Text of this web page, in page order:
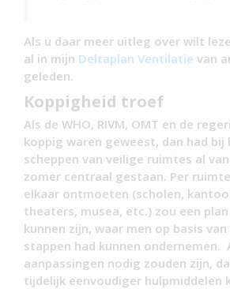
Als u daar meer uitleg over wilt
al in mijn Deltaplan Ventilatie van
geleden.
Koppigheid troef
Als de WHO, RIVM, OMT en de
koppig waren geweest, dan had bij
scheppen van veilige ruimtes al
zomer centraal gestaan. Per
elkaar ontmoeten (scholen,
theaters, musea, etc.) zou een
kunnen zijn, waar men op basis
stappen had kunnen ondernemen.
aanpassingen nodig zouden zijn,
tijdelijk eenvoudiger hulpmiddelen